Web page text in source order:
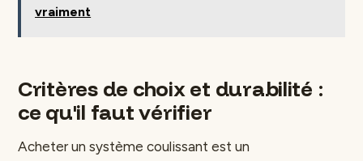
vraiment
Critères de choix et durabilité :
ce qu'il faut vérifier
Acheter un système coulissant est un